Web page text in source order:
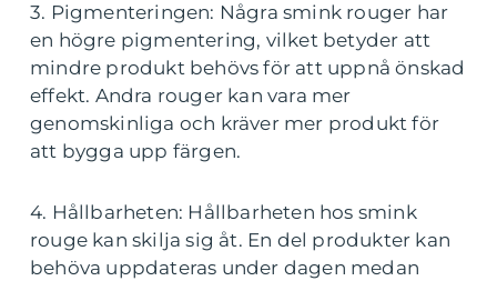
3. Pigmenteringen: Några smink rouger har
en högre pigmentering, vilket betyder att
mindre produkt behövs för att uppnå önskad
effekt. Andra rouger kan vara mer
genomskinliga och kräver mer produkt för
att bygga upp färgen.
4. Hållbarheten: Hållbarheten hos smink
rouge kan skilja sig åt. En del produkter kan
behöva uppdateras under dagen medan